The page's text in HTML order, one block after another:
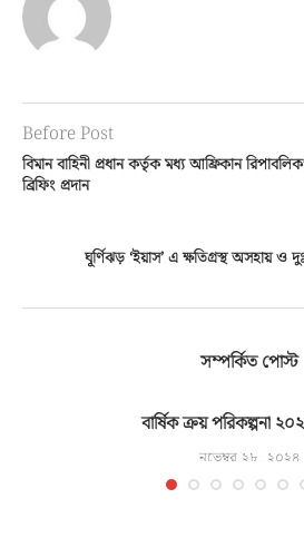
Before Post
বিমান বাহিনী প্রধান কর্তৃক মধ্য আফ্রিকান
ব্রিফিং প্রদান
ঘূর্ণিঝড় ‘ইয়াস’ এ ক্ষতিগ্রস্থ অসহায় ও
সম্পর্কিত পোস্ট
বার্ষিক ক্রয় পরিকল্পনা
নভেম্বর ২৮, ২০২৪